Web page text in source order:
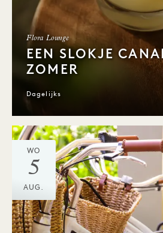
Flora Lounge
EEN SLOKJE
ZOMER
Dagelijks
WO
5
AUG.